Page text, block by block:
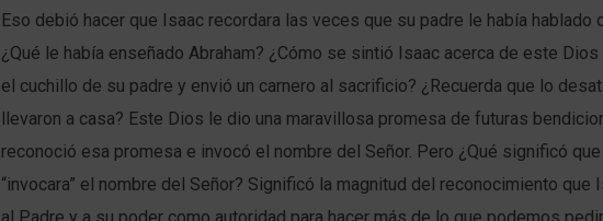
Eso debió hacer que Isaac recordara las veces que su padre le había hablado
¿Qué le había enseñado Abraham? ¿Cómo se sintió Isaac acerca de este
el cuchillo de su padre y envió un carnero al sacrificio? ¿Recuerda que lo
llevaron a casa? Este Dios le dio una maravillosa promesa de futuras
reconoció esa promesa e invocó el nombre del Señor. Pero ¿Qué significó
“invocara” el nombre del Señor? Significó la magnitud del reconocimiento que